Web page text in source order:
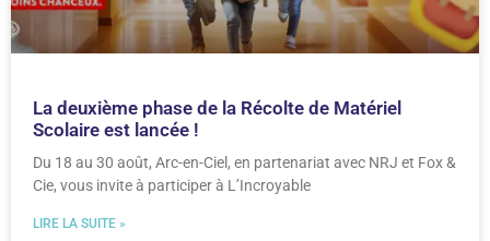
La deuxième phase de la Récolte de Matériel
Scolaire est lancée !
Du 18 au 30 août, Arc-en-Ciel, en partenariat avec NRJ et Fox &
Cie, vous invite à participer à L’Incroyable
LIRE LA SUITE »